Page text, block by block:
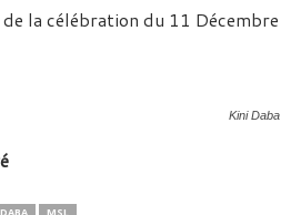
de la célébration du 11 Décembre
Kini Daba